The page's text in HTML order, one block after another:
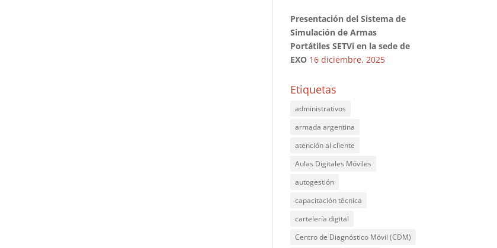
Presentación del Sistema de
Simulación de Armas
Portátiles SETVi en la sede de
EXO 16 diciembre, 2025
Etiquetas
administrativos
armada argentina
atención al cliente
Aulas Digitales Móviles
autogestión
capacitación técnica
cartelería digital
Centro de Diagnóstico Móvil (CDM)